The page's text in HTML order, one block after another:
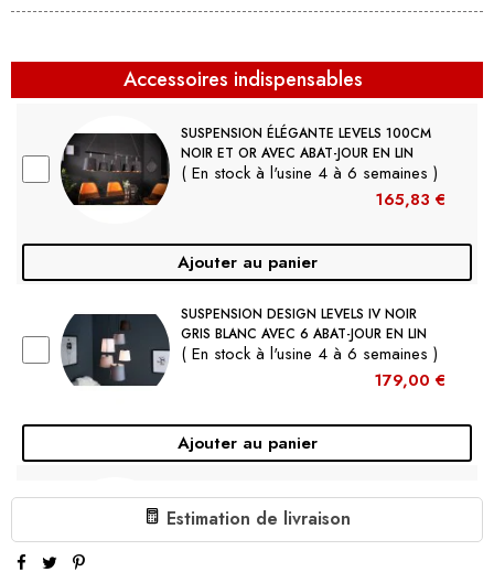
Accessoires indispensables
SUSPENSION ÉLÉGANTE LEVELS 100CM
NOIR ET OR AVEC ABAT-JOUR EN LIN
( En stock à l'usine 4 à 6 semaines )
165,83 €
Ajouter au panier
SUSPENSION DESIGN LEVELS IV NOIR
GRIS BLANC AVEC 6 ABAT-JOUR EN LIN
( En stock à l'usine 4 à 6 semaines )
179,00 €
Ajouter au panier
SUSPENSION DESIGN LEVELS NOIR GRIS
BLANC AVEC 5 ABAT-JOUR EN LIN
Estimation de livraison